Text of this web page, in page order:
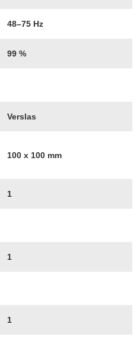
48–75 Hz
99 %
Verslas
100 x 100 mm
1
1
1